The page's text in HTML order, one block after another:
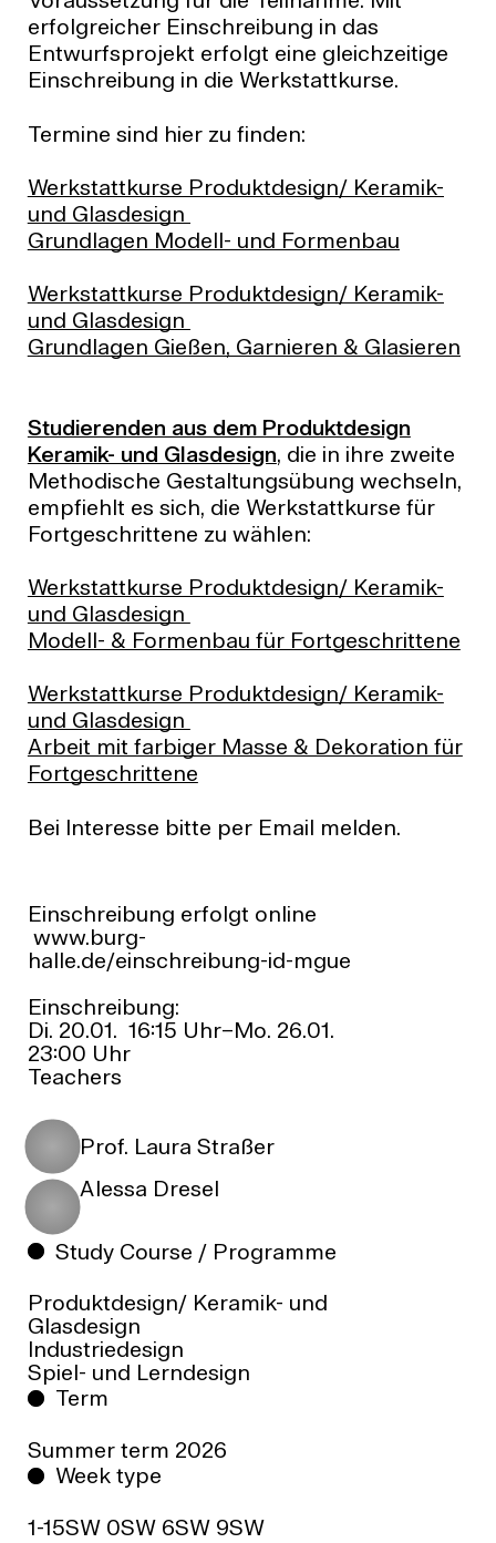
erfolgreicher Einschreibung in das
Entwurfsprojekt erfolgt eine gleichzeitige
Einschreibung in die Werkstattkurse.
Termine sind hier zu finden:
Werkstattkurse Produktdesign/ Keramik-
und Glasdesign
Grundlagen Modell- und Formenbau
Werkstattkurse Produktdesign/ Keramik-
und Glasdesign
Grundlagen Gießen, Garnieren & Glasieren
Studierenden aus dem Produktdesign
Keramik- und Glasdesign, die in ihre zweite
Methodische Gestaltungsübung wechseln,
empfiehlt es sich, die Werkstattkurse für
Fortgeschrittene zu wählen:
Werkstattkurse Produktdesign/ Keramik-
und Glasdesign
Modell- & Formenbau für Fortgeschrittene
Werkstattkurse Produktdesign/ Keramik-
und Glasdesign
Arbeit mit farbiger Masse & Dekoration für
Fortgeschrittene
Bei Interesse bitte per Email melden.
Einschreibung erfolgt online
www.burg-
halle.de/einschreibung-id-mgue
Einschreibung:
Di. 20.01. 16:15 Uhr–Mo. 26.01.
23:00 Uhr
Teachers
Prof. Laura Straßer
Alessa Dresel
Study Course / Programme
Produktdesign/ Keramik- und
Glasdesign
Industriedesign
Spiel- und Lerndesign
Term
Summer term 2026
Week type
1-15SW 0SW 6SW 9SW